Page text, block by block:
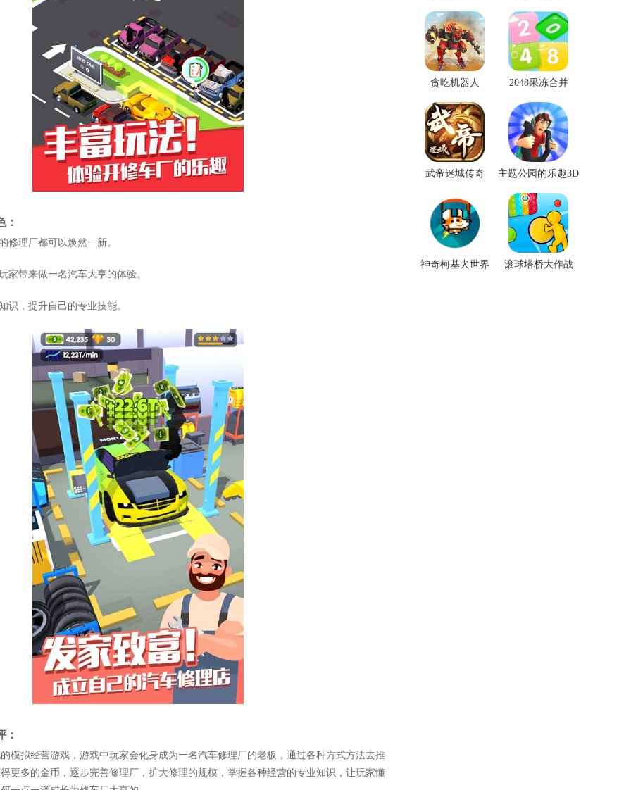
：
修理厂都可以焕然一新。
家带来做一名汽车大亨的体验。
识，提升自己的专业技能。
：
模拟经营游戏，游戏中玩家会化身成为一名汽车修理厂的老板，通过各种方式方法去推
更多的金币，逐步完善修理厂，扩大修理的规模，掌握各种经营的专业知识，让玩家懂
贪吃机器人 2048果冻合并
武帝迷城传奇 主题公园的乐趣3D
神奇柯基犬世界 滚球塔桥大作战